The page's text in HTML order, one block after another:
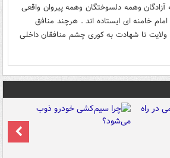
وهمه دلسوختگان وهمه پیروان واقعی
خامنه ای ایستاده اند . هرچند منافق
ولایت تا شهادت به کوری چشم منافقان داخلی